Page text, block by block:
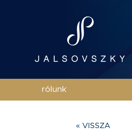
rólunk
« VISSZA